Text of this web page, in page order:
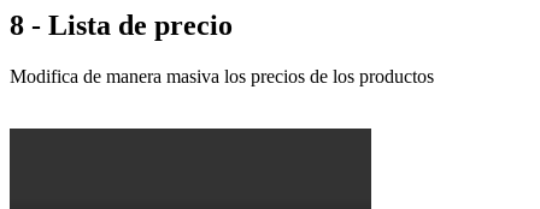
8 - Lista de precio
Modifica de manera masiva los precios de los productos